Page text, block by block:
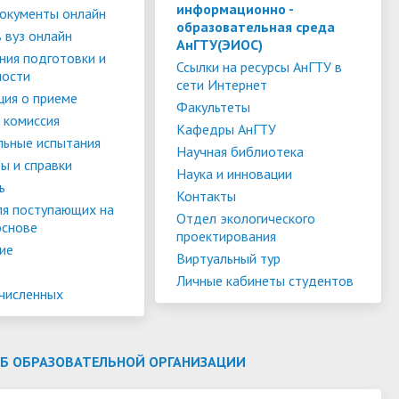
Финансово-хозяйственная
деятельность
Организация питания в
образовательной организации
Информация Министерства науки и
высшего образования РФ
Международное сотрудничество
Информационная поддержка
сотрудников и обучающихся по
вопросам коронавирусной
инфекции и организации
дистанционного обучения
платной основе
Для поступающих из ДНР, ЛНР,
Запорожской области и
Херсонской области
Дополнительный прием
онлайн
онлайн
подготовки и
о приеме
испытания
и справки
поступающих на
информационно -
образовательная среда
АнГТУ(ЭИОС)
Ссылки на ресурсы АнГТУ в
сети Интернет
Факультеты
Кафедры АнГТУ
Научная библиотека
Наука и инновации
Контакты
Отдел экологического
проектирования
Виртуальный тур
Личные кабинеты студентов
ОБРАЗОВАТЕЛЬНОЙ ОРГАНИЗАЦИИ